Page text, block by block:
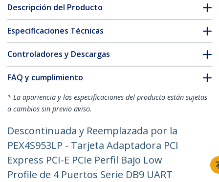
Descripción del Producto
Especificaciones Técnicas
Controladores y Descargas
FAQ y cumplimiento
* La apariencia y las especificaciones del producto están sujetas
a cambios sin previo aviso.
Descontinuada y Reemplazada por la
PEX4S953LP - Tarjeta Adaptadora PCI
Express PCI-E PCIe Perfil Bajo Low
Profile de 4 Puertos Serie DB9 UART